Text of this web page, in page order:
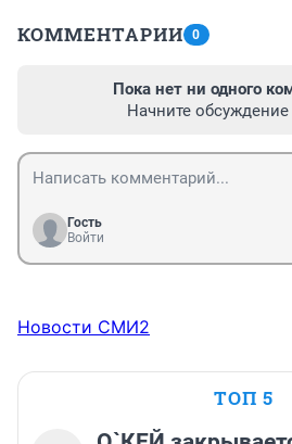
КОММЕНТАРИИ 0
Пока нет ни одного
Начните
Гость
Войти
Новости СМИ2
ТОП 5